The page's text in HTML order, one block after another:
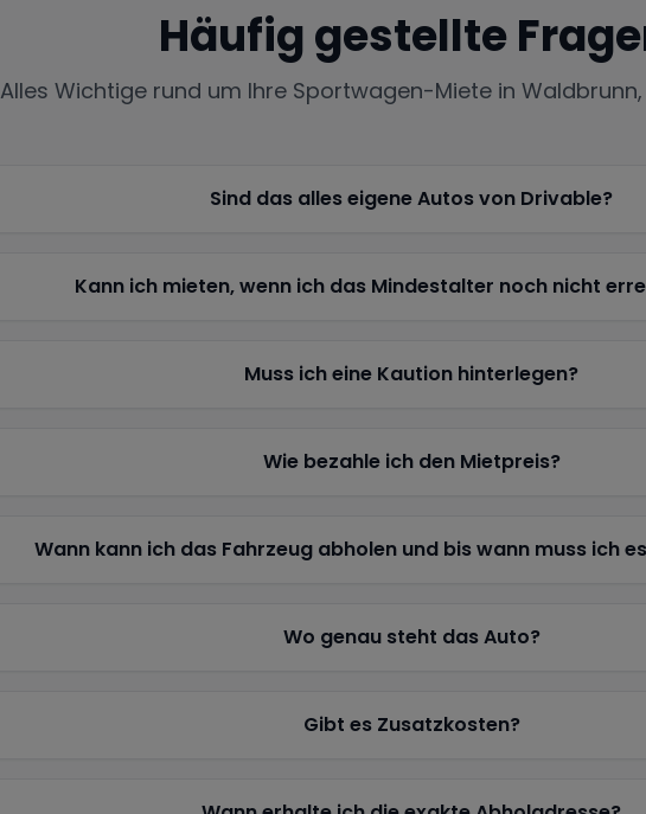
Häufig gestellte
Alles Wichtige rund um Ihre Sportwagen-Miete in
Sind das alles eigene Autos von Drivable?
Kann ich mieten, wenn ich das Mindestalter noch nicht
Muss ich eine Kaution hinterlegen?
Wie bezahle ich den Mietpreis?
Wann kann ich das Fahrzeug abholen und bis wann muss ich
Wo genau steht das Auto?
Gibt es Zusatzkosten?